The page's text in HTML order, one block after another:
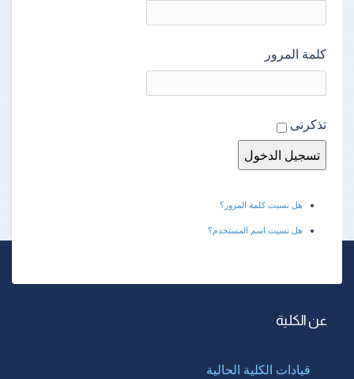
كلمة المرور
تذكرنى
هل نسيت كلمة المرور؟
هل نسيت اسم المستخدم؟
عن الكلية
قيادات الكلية الحالية